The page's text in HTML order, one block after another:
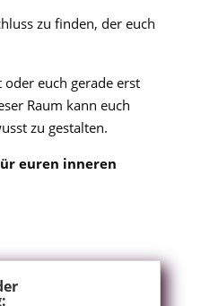
zu finden, der euch
euch gerade erst
Raum kann euch
zu gestalten.
euren inneren